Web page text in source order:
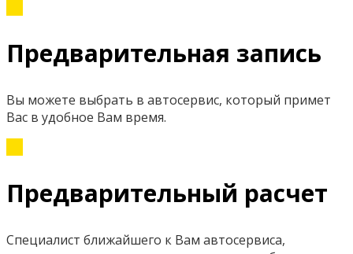
Предварительная запись
Вы можете выбрать в автосервис, который примет
Вас в удобное Вам время.
Предварительный расчет
Специалист ближайшего к Вам автосервиса,